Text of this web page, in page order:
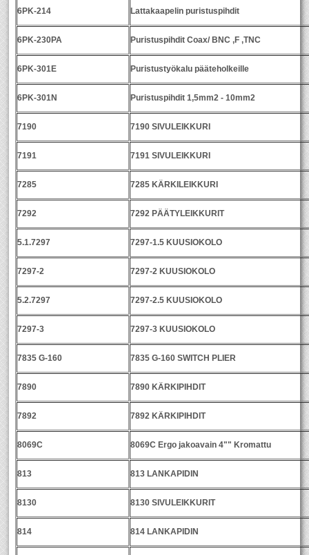
6PK-214 Lattakaapelin puristuspihdit
6PK-230PA Puristuspihdit Coax/ BNC ,F ,TNC
6PK-301E Puristustyökalu pääteholkeille
6PK-301N Puristuspihdit 1,5mm2 - 10mm2
7190 7190 SIVULEIKKURI
7191 7191 SIVULEIKKURI
7285 7285 KÄRKILEIKKURI
7292 7292 PÄÄTYLEIKKURIT
5.1.7297 7297-1.5 KUUSIOKOLO
7297-2 7297-2 KUUSIOKOLO
5.2.7297 7297-2.5 KUUSIOKOLO
7297-3 7297-3 KUUSIOKOLO
7835 G-160 7835 G-160 SWITCH PLIER
7890 7890 KÄRKIPIHDIT
7892 7892 KÄRKIPIHDIT
8069C 8069C Ergo jakoavain 4"" Kromattu
813 813 LANKAPIDIN
8130 8130 SIVULEIKKURIT
814 814 LANKAPIDIN